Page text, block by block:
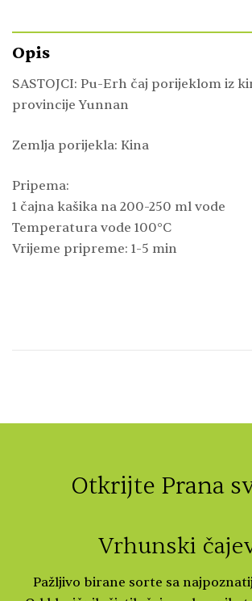
Opis
SASTOJCI: Pu-Erh čaj porijeklom iz
provincije Yunnan
Zemlja porijekla: Kina
Pripema:
1 čajna kašika na 200-250 ml vode
Temperatura vode 100°C
Vrijeme pripreme: 1-5 min
Otkrijte Prana
Vrhunski
Pažljivo birane sorte sa